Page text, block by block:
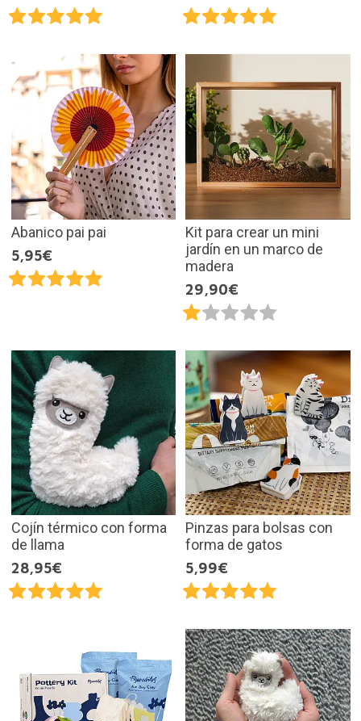
Abanico pai pai
5,95€
Kit para crear un mini
jardín en un marco de
madera
29,90€
Cojín térmico con forma
de llama
28,95€
Pinzas para bolsas con
forma de gatos
5,99€